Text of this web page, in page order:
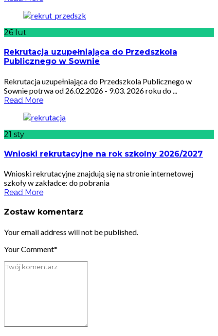
26 lut
Rekrutacja uzupełniająca do Przedszkola
Publicznego w Sownie
Rekrutacja uzupełniająca do Przedszkola Publicznego w
Sownie potrwa od 26.02.2026 - 9.03. 2026 roku do ...
Read More
21 sty
Wnioski rekrutacyjne na rok szkolny 2026/2027
Wnioski rekrutacyjne znajdują się na stronie internetowej
szkoły w zakładce: do pobrania
Read More
Zostaw komentarz
Your email address will not be published.
Your Comment*